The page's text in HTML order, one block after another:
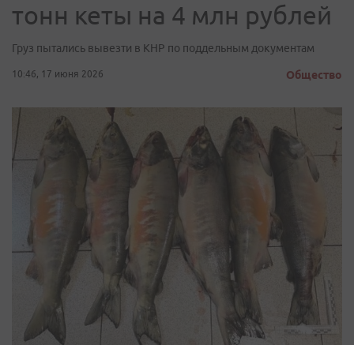
тонн кеты на 4 млн рублей
Груз пытались вывезти в КНР по поддельным документам
10:46, 17 июня 2026 Общество